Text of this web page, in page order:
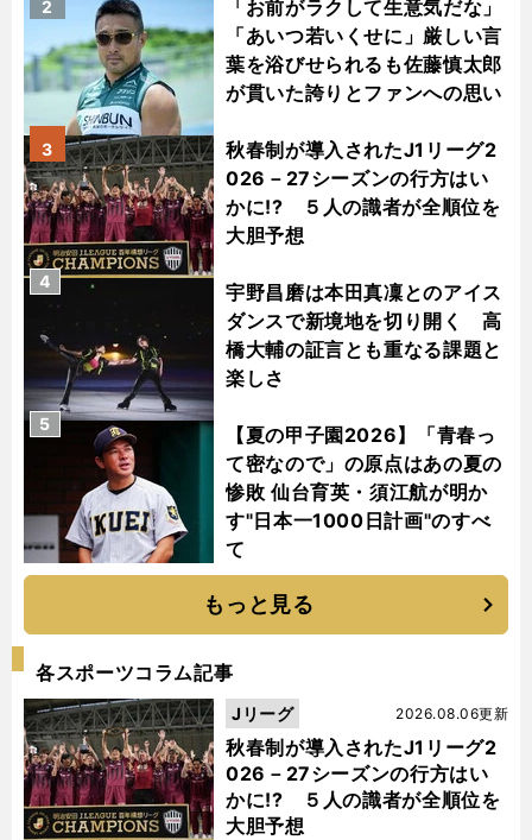
「お前がラクして生意気だな」
「あいつ若いくせに」厳しい言
葉を浴びせられるも佐藤慎太郎
が貫いた誇りとファンへの思い
2
秋春制が導入されたJ1リーグ2
026－27シーズンの行方はい
かに!? ５人の識者が全順位を
大胆予想
3
宇野昌磨は本田真凜とのアイス
ダンスで新境地を切り開く 高
橋大輔の証言とも重なる課題と
楽しさ
4
【夏の甲子園2026】「青春っ
て密なので」の原点はあの夏の
惨敗 仙台育英・須江航が明か
す"日本一1000日計画"のすべ
て
5
もっと見る
各スポーツコラム記事
秋春制が導入されたJ1リーグ2
026－27シーズンの行方はい
かに!? ５人の識者が全順位を
大胆予想
2026.08.06更新
Jリーグ